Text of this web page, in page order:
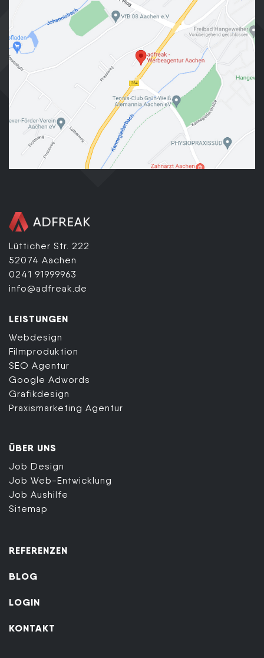
Lütticher Str. 222
52074 Aachen
0241 91999963
info@adfreak.de
LEISTUNGEN
Webdesign
Filmproduktion
SEO Agentur
Google Adwords
Grafikdesign
Praxismarketing Agentur
ÜBER UNS
Job Design
Job Web-Entwicklung
Job Aushilfe
Sitemap
REFERENZEN
BLOG
LOGIN
KONTAKT